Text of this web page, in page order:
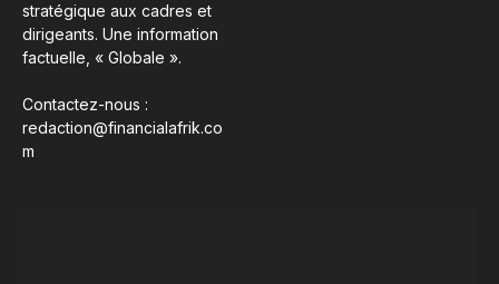
stratégique aux cadres et
dirigeants. Une information
factuelle, « Globale ».
Contactez-nous :
redaction@financialafrik.co
m